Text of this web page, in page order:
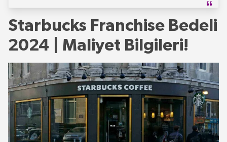
Starbucks Franchise Bedeli
2024 | Maliyet Bilgileri!